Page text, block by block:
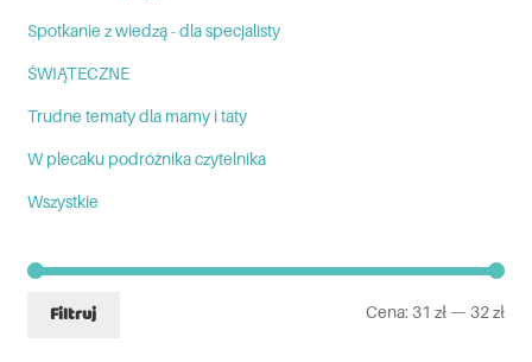
Spotkanie z wiedzą - dla specjalisty
ŚWIĄTECZNE
Trudne tematy dla mamy i taty
W plecaku podróżnika czytelnika
Wszystkie
Filtruj Cena:31 zł —32 zł